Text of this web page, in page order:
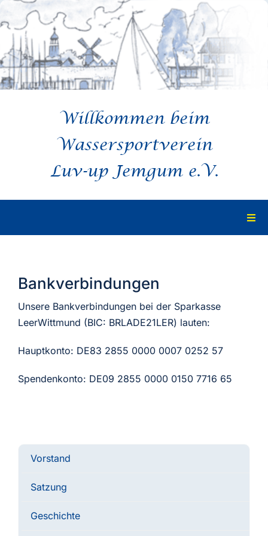
Inhalt
springen
Willkommen beim
Wassersportverein
Luv-up Jemgum e.V.
Termine
Bankverbindungen
Unsere Bankverbindungen bei der Sparkasse
LeerWittmund (BIC: BRLADE21LER) lauten:
Hauptkonto: DE83 2855 0000 0007 0252 57
Spendenkonto: DE09 2855 0000 0150 7716 65
Vorstand
Satzung
Geschichte